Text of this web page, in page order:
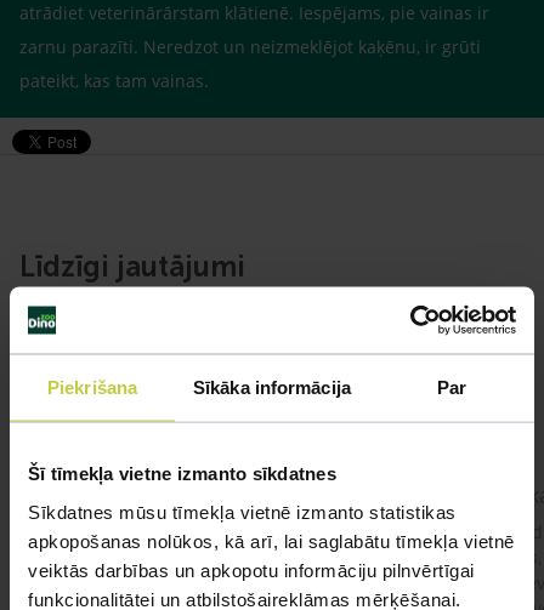
Piekrišana Sīkāka informācija Par
Šī tīmekļa vietne izmanto sīkdatnes
Sīkdatnes mūsu tīmekļa vietnē izmanto statistikas
apkopošanas nolūkos, kā arī, lai saglabātu tīmekļa vietnē
veiktās darbības un apkopotu informāciju pilnvērtīgai
funkcionalitātei un atbilstošaireklāmas mērķēšanai.
atrādiet veterinārārstam klātienē. Iespējams, pie vainas ir
zarnu parazīti. Neredzot un neizmeklējot kaķēnu, ir grūti
pateikt, kas tam vainas.
Līdzīgi jautājumi
Mūsu eksperti spēs atbildēt uz jebkuru Jūsu jautājumu
kaķis apēdis plēvi
Ja kaķim gadījies apēst plastiku ,ko ieklāj zem
garnelēm kārbiņās apakšā.Kādas sekas varētu
būt?Kā kaķis varētu reağēt...Ko darīt?